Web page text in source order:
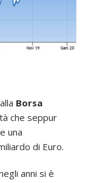
Borsa
che seppur
una
di Euro.
anni si è